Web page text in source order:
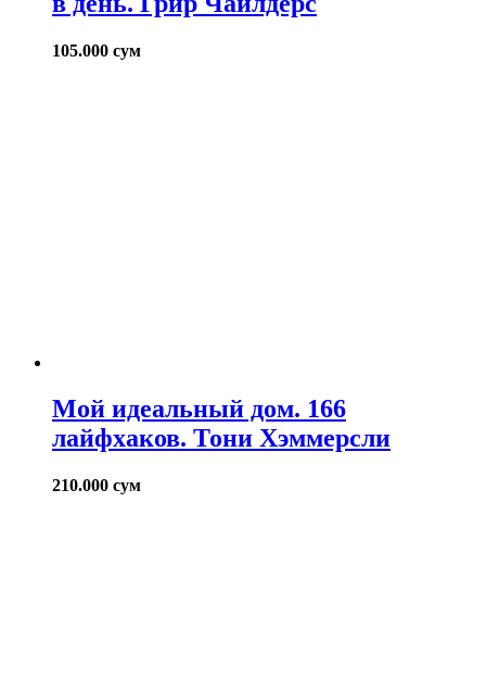
105.000 сум
Мой идеальный дом. 166
лайфхаков. Тони Хэммерсли
210.000 сум